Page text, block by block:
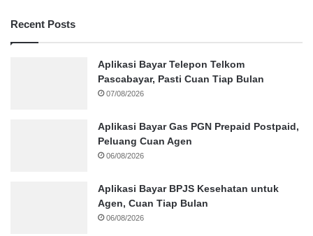
Recent Posts
Aplikasi Bayar Telepon Telkom
Pascabayar, Pasti Cuan Tiap Bulan
07/08/2026
Aplikasi Bayar Gas PGN Prepaid Postpaid,
Peluang Cuan Agen
06/08/2026
Aplikasi Bayar BPJS Kesehatan untuk
Agen, Cuan Tiap Bulan
06/08/2026